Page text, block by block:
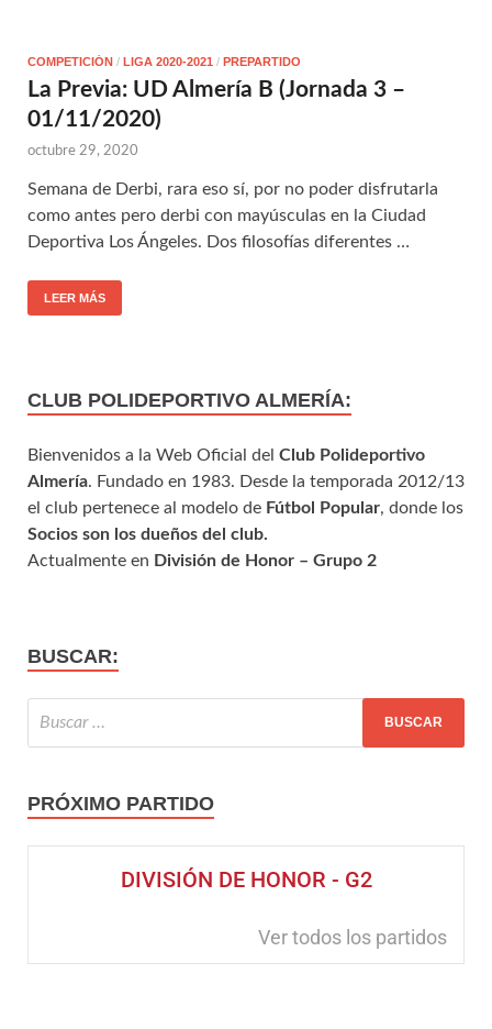
COMPETICIÓN / LIGA 2020-2021 / PREPARTIDO
La Previa: UD Almería B (Jornada 3 –
01/11/2020)
octubre 29, 2020
Semana de Derbi, rara eso sí, por no poder disfrutarla
como antes pero derbi con mayúsculas en la Ciudad
Deportiva Los Ángeles. Dos filosofías diferentes …
LEER MÁS
CLUB POLIDEPORTIVO ALMERÍA:
Bienvenidos a la Web Oficial del Club Polideportivo
Almería. Fundado en 1983. Desde la temporada 2012/13
el club pertenece al modelo de Fútbol Popular, donde los
Socios son los dueños del club.
Actualmente en División de Honor – Grupo 2
BUSCAR:
PRÓXIMO PARTIDO
DIVISIÓN DE HONOR - G2
Ver todos los partidos